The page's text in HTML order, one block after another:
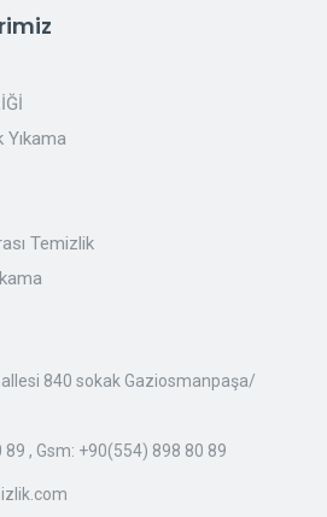
Temizlik
840 sokak Gaziosmanpaşa/
89 , Gsm: +90(554) 898 80 89